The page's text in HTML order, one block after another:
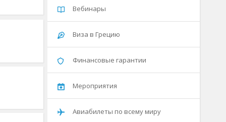
Вебинары
Виза в Грецию
Финансовые гарантии
Мероприятия
Авиабилеты по всему миру